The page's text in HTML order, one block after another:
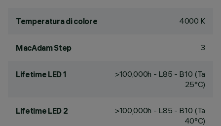
Temperatura di colore 4000 K
MacAdam Step 3
Lifetime LED 1
>100,000h - L85 - B10 (Ta
25°C)
Lifetime LED 2
>100,000h - L85 - B10 (Ta
40°C)